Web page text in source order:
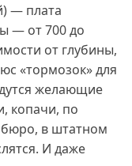
— плата
— от 700 до
от глубины,
«тормозок» для
желающие
копачи, по
бюро, в штатном
И даже